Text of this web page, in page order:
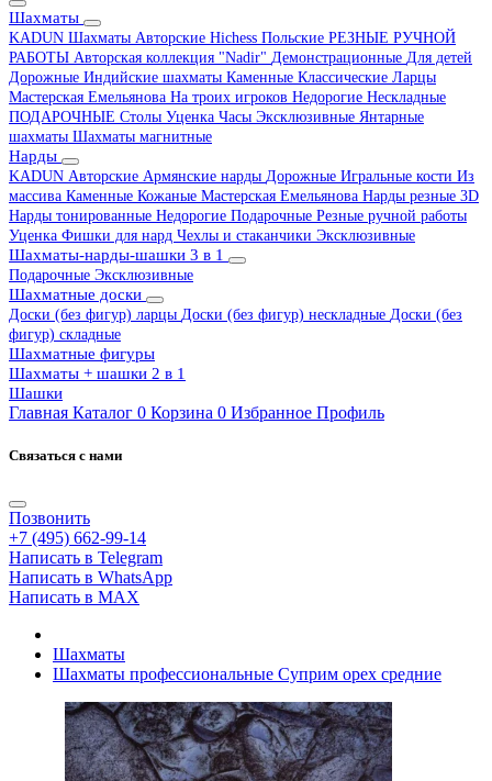
Шахматы
KADUN Шахматы Авторские Hichess Польские РЕЗНЫЕ РУЧНОЙ
РАБОТЫ Авторская коллекция "Nadir" Демонстрационные Для детей
Дорожные Индийские шахматы Каменные Классические Ларцы
Мастерская Емельянова На троих игроков Недорогие Нескладные
ПОДАРОЧНЫЕ Столы Уценка Часы Эксклюзивные Янтарные
шахматы Шахматы магнитные
Нарды
KADUN Авторские Армянские нарды Дорожные Игральные кости Из
массива Каменные Кожаные Мастерская Емельянова Нарды резные 3D
Нарды тонированные Недорогие Подарочные Резные ручной работы
Уценка Фишки для нард Чехлы и стаканчики Эксклюзивные
Шахматы-нарды-шашки 3 в 1
Подарочные Эксклюзивные
Шахматные доски
Доски (без фигур) ларцы Доски (без фигур) нескладные Доски (без
фигур) складные
Шахматные фигуры
Шахматы + шашки 2 в 1
Шашки
Главная Каталог 0 Корзина 0 Избранное Профиль
Связаться с нами
Позвонить
+7 (495) 662-99-14
Написать в Telegram
Написать в WhatsApp
Написать в MAX
Шахматы
Шахматы профессиональные Суприм орех средние